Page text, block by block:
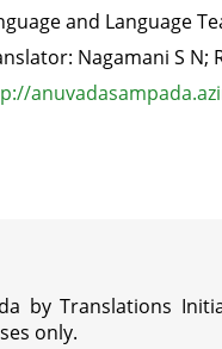
and Language
Nagamani S N;
by Translations
only.